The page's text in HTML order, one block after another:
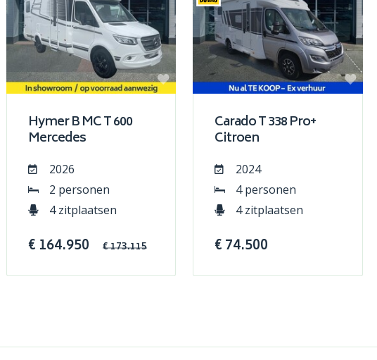
Hymer B MC T 600
Mercedes
2026
2 personen
4 zitplaatsen
€ 164.950 € 173.115
Carado T 338 Pro+
Citroen
2024
4 personen
4 zitplaatsen
€ 74.500